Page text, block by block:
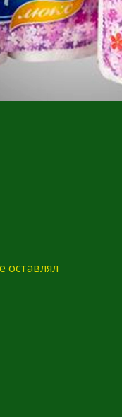
оставлял